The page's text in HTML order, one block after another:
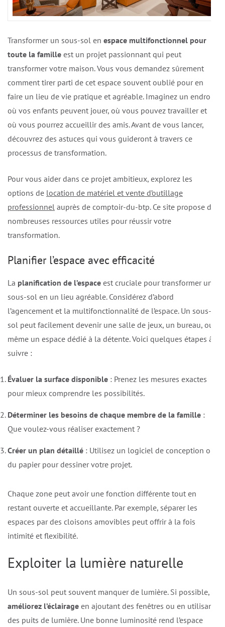
Transformer un sous-sol en espace multifonctionnel pour
toute la famille est un projet passionnant qui peut
transformer votre maison. Vous vous demandez sûrement
comment tirer parti de cet espace souvent oublié pour en
faire un lieu de vie pratique et agréable. Imaginez un endroit
où vos enfants peuvent jouer, où vous pouvez travailler et
où vous pourrez accueillir des amis. Avant de vous lancer,
découvrez des astuces qui vous guideront à travers ce
processus de transformation.
Pour vous aider dans ce projet ambitieux, explorez les
options de location de matériel et vente d’outillage
professionnel auprès de comptoir-du-btp. Ce site propose de
nombreuses ressources utiles pour réussir votre
transformation.
Planifier l’espace avec efficacité
La planification de l’espace est cruciale pour transformer un
sous-sol en un lieu agréable. Considérez d’abord
l’agencement et la multifonctionnalité de l’espace. Un sous-
sol peut facilement devenir une salle de jeux, un bureau, ou
même un espace dédié à la détente. Voici quelques étapes à
suivre :
Évaluer la surface disponible : Prenez les mesures exactes
pour mieux comprendre les possibilités.
Déterminer les besoins de chaque membre de la famille :
Que voulez-vous réaliser exactement ?
Créer un plan détaillé : Utilisez un logiciel de conception ou
du papier pour dessiner votre projet.
Chaque zone peut avoir une fonction différente tout en
restant ouverte et accueillante. Par exemple, séparer les
espaces par des cloisons amovibles peut offrir à la fois
intimité et flexibilité.
Exploiter la lumière naturelle
Un sous-sol peut souvent manquer de lumière. Si possible,
améliorez l’éclairage en ajoutant des fenêtres ou en utilisant
des puits de lumière. Une bonne luminosité rend l’espace